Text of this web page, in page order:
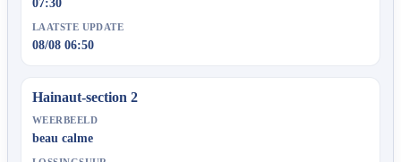
07:30
LAATSTE UPDATE
08/08 06:50
Hainaut-section 2
WEERBEELD
beau calme